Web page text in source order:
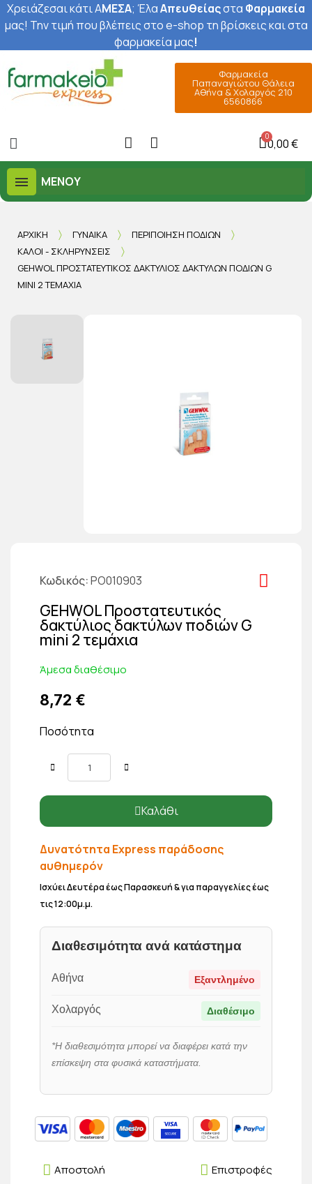
Χρειάζεσαι κάτι ΑΜΕΣΑ; ΈλαΑπευθείαςστα Φαρμακεία
μας! Την τιμή που βλέπεις στο e-shop τη βρίσκεις και στα
φαρμακεία μας!
Φαρμακεία
Παπαναγιώτου Θάλεια
Αθήνα & Χολαργός 210
6560866
0,00 €
ΜΕΝΟΎ
ΑΡΧΙΚΉ ΓΥΝΑΊΚΑ
ΠΕΡΙΠΟΊΗΣΗ ΠΟΔΙΏΝ
ΚΆΛΟΙ - ΣΚΛΗΡΎΝΣΕΙΣ
GEHWOL ΠΡΟΣΤΑΤΕΥΤΙΚΌΣ ΔΑΚΤΎΛΙΟΣ ΔΑΚΤΎΛΩΝ ΠΟΔΙΏΝ G
MINI 2 ΤΕΜΆΧΙΑ
Κωδικός PO010903
GEHWOL Προστατευτικός
δακτύλιος δακτύλων ποδιών G
mini 2 τεμάχια
Άμεσα διαθέσιμο
8,72 €
Ποσότητα
Καλάθι
Δυνατότητα Express παράδοσης
αυθημερόν
Ισχύει Δευτέρα έως Παρασκευή & για παραγγελίες έως
τις 12:00μ.μ.
Διαθεσιμότητα ανά κατάστημα
Αθήνα Εξαντλημένο
Χολαργός Διαθέσιμο
*Η διαθεσιμότητα μπορεί να διαφέρει κατά την
επίσκεψη στα φυσικά καταστήματα.
Επιστροφές
Αποστολή